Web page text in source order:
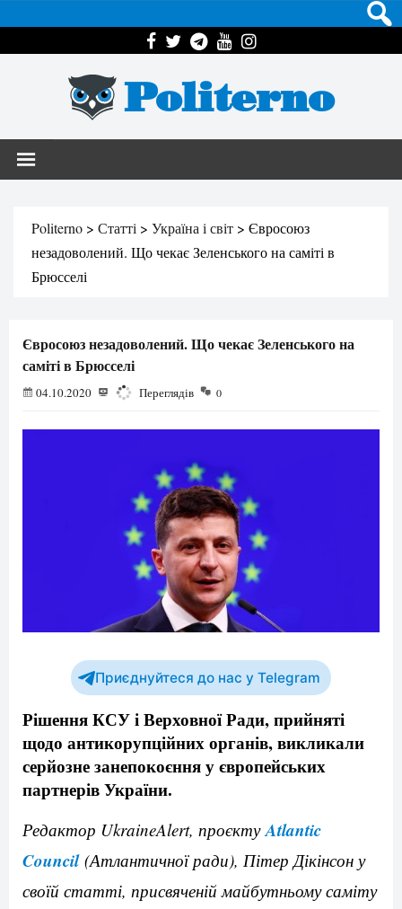
Politerno
Politerno > Статті > Україна і світ > Євросоюз
незадоволений. Що чекає Зеленського на саміті в
Брюсселі
Євросоюз незадоволений. Що чекає Зеленського на
саміті в Брюсселі
04.10.2020 2077 Переглядів 0
Приєднуйтеся до нас у Telegram
Рішення КСУ і Верховної Ради, прийняті
щодо антикорупційних органів, викликали
серйозне занепокоєння у європейських
партнерів України.
Редактор UkraineAlert, проєкту Atlantic
Council (Атлантичної ради), Пітер Дікінсон у
своїй статті, присвяченій майбутньому саміту